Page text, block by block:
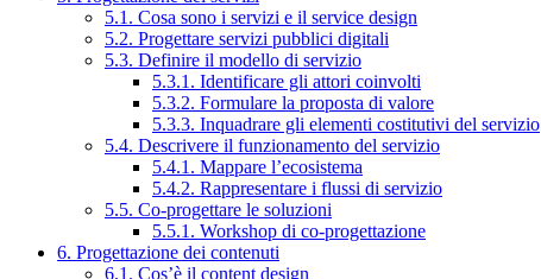
5.1. Cosa sono i servizi e il service design
5.2. Progettare servizi pubblici digitali
5.3. Definire il modello di servizio
5.3.1. Identificare gli attori coinvolti
5.3.2. Formulare la proposta di valore
5.3.3. Inquadrare gli elementi costitutivi del servizio
5.4. Descrivere il funzionamento del servizio
5.4.1. Mappare l’ecosistema
5.4.2. Rappresentare i flussi di servizio
5.5. Co-progettare le soluzioni
5.5.1. Workshop di co-progettazione
6. Progettazione dei contenuti
6.1. Cos’è il content design